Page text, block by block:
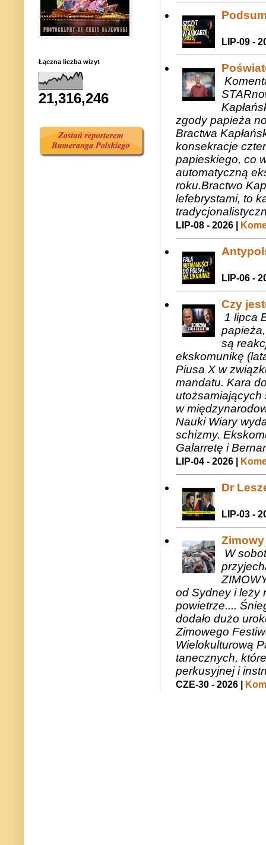
LIP-09 -
zgody papieża
Bractwa
konsekracje
papieskiego, co
automatyczną
roku.Bractwo
lefebrystami, to
LIP-08 - 2026 |
LIP-06 -
Czy
1 lipca
są
ekskomunikę
Piusa X w
mandatu. Kara
utożsamiających
w
Nauki Wiary
schizmy.
Galarretę i
LIP-04 - 2026 |
Dr
LIP-03 -
W
od Sydney i leży
powietrze....
dodało dużo
Zimowego
Wielokulturową
tanecznych,
perkusyjnej i
CZE-30 - 2026 |
Łączna liczba wizyt
21,316,246